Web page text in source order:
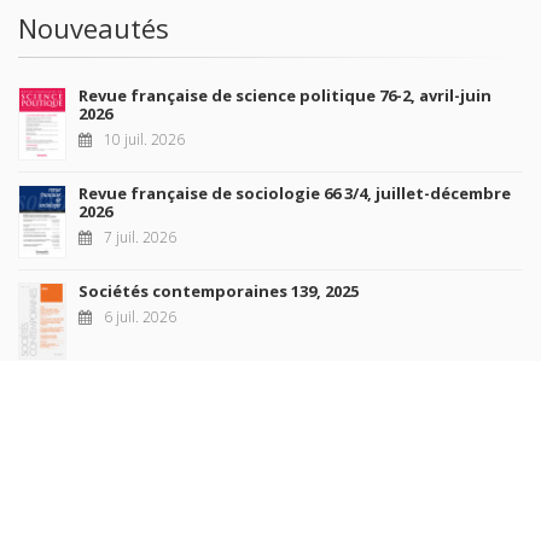
Nouveautés
Revue française de science politique 76-2, avril-juin
2026
10 juil. 2026
Revue française de sociologie 66 3/4, juillet-décembre
2026
7 juil. 2026
Sociétés contemporaines 139, 2025
6 juil. 2026